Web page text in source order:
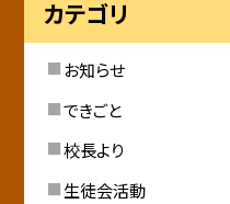
カテゴリ
お知らせ
できごと
校長より
生徒会活動